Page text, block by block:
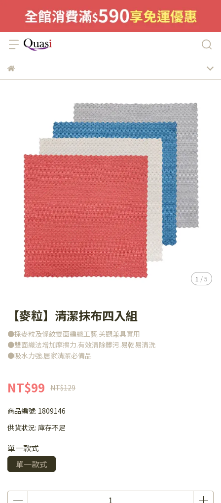
1 /5
【麥粒】清潔抹布四入組
●採麥粒及條紋雙面編織工藝.美觀兼具實用
●雙面織法增加摩擦力.有效清除髒污.易乾易清洗
●吸水力強.居家清潔必備品
NT$99 NT$129
商品編號: 1809146
供貨狀況: 庫存不足
單一款式
單一款式